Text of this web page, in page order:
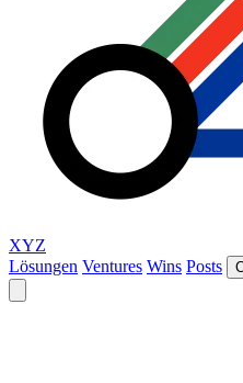
XYZ
Lösungen Ventures Wins Posts